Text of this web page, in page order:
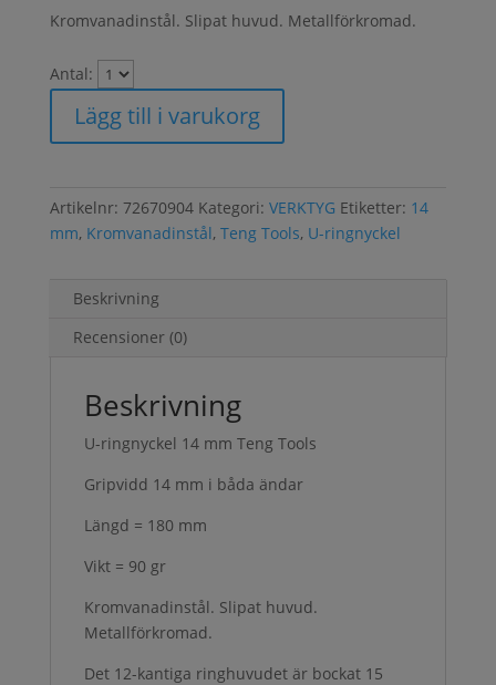
Kromvanadinstål. Slipat huvud. Metallförkromad.
Antal:
Lägg till i varukorg
Artikelnr: 72670904 Kategori: VERKTYG Etiketter: 14
mm, Kromvanadinstål, Teng Tools, U-ringnyckel
Beskrivning
Recensioner (0)
Beskrivning
U-ringnyckel 14 mm Teng Tools
Gripvidd 14 mm i båda ändar
Längd = 180 mm
Vikt = 90 gr
Kromvanadinstål. Slipat huvud.
Metallförkromad.
Det 12-kantiga ringhuvudet är bockat 15